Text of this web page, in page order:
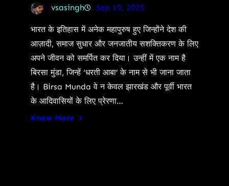
vsasingh Sep 19, 2025
भारत के इतिहास में अनेक महापुरुष हुए जिन्होंने देश की
आज़ादी, समाज सुधार और जनजातीय सशक्तिकरण के लिए
अपने जीवन को समर्पित कर दिया। उन्हीं में एक नाम है
बिरसा मुंडा, जिन्हें ‘धरती आबा’ के नाम से भी जाना जाता
है। Birsa Munda वे न केवल झारखंड और पूर्वी भारत
के आदिवासियों के लिए प्रेरणा…
Know More